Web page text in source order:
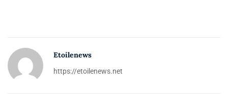
Etoilenews
https://etoilenews.net